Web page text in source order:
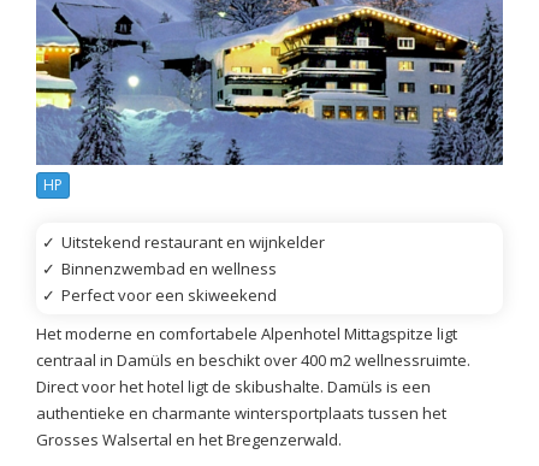
HP
✓ Uitstekend restaurant en wijnkelder
✓ Binnenzwembad en wellness
✓ Perfect voor een skiweekend
Het moderne en comfortabele Alpenhotel Mittagspitze ligt
centraal in Damüls en beschikt over 400 m2 wellnessruimte.
Direct voor het hotel ligt de skibushalte. Damüls is een
authentieke en charmante wintersportplaats tussen het
Grosses Walsertal en het Bregenzerwald.